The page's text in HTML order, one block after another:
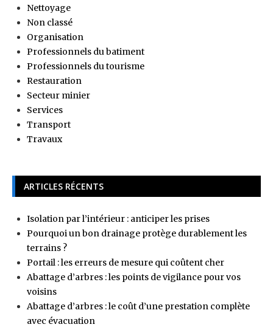
Nettoyage
Non classé
Organisation
Professionnels du batiment
Professionnels du tourisme
Restauration
Secteur minier
Services
Transport
Travaux
ARTICLES RÉCENTS
Isolation par l’intérieur : anticiper les prises
Pourquoi un bon drainage protège durablement les
terrains ?
Portail : les erreurs de mesure qui coûtent cher
Abattage d’arbres : les points de vigilance pour vos
voisins
Abattage d’arbres : le coût d’une prestation complète
avec évacuation